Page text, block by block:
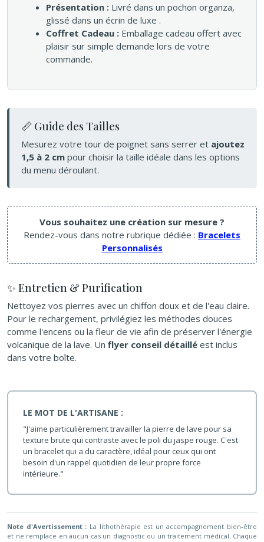
Présentation : Livré dans un pochon organza,
glissé dans un écrin de luxe .
Coffret Cadeau : Emballage cadeau offert avec
plaisir sur simple demande lors de votre
commande.
📏 Guide des Tailles
Mesurez votre tour de poignet sans serrer et ajoutez
1,5 à 2 cm pour choisir la taille idéale dans les options
du menu déroulant.
Vous souhaitez une création sur mesure ?
Rendez-vous dans notre rubrique dédiée : Bracelets
Personnalisés
✨ Entretien & Purification
Nettoyez vos pierres avec un chiffon doux et de l'eau claire.
Pour le rechargement, privilégiez les méthodes douces
comme l'encens ou la fleur de vie afin de préserver l'énergie
volcanique de la lave. Un flyer conseil détaillé est inclus
dans votre boîte.
LE MOT DE L'ARTISANE :
"J'aime particulièrement travailler la pierre de lave pour sa
texture brute qui contraste avec le poli du jaspe rouge. C'est
un bracelet qui a du caractère, idéal pour ceux qui ont
besoin d'un rappel quotidien de leur propre force
intérieure."
Note d'Avertissement : La lithothérapie est un accompagnement bien-être
et ne remplace en aucun cas un diagnostic ou un traitement médical. Chaque